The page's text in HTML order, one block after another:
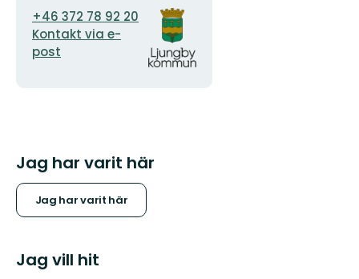
E-
postadress
+46 372 78 92 20
Kontakt via e-
post
Organisationens
logotyp
Jag har varit här
Jag har varit här
Jag vill hit